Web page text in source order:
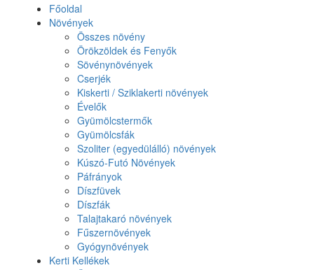
Főoldal
Növények
Összes növény
Örökzöldek és Fenyők
Sövénynövények
Cserjék
Kiskerti / Sziklakerti növények
Évelők
Gyümölcstermők
Gyümölcsfák
Szoliter (egyedülálló) növények
Kúszó-Futó Növények
Páfrányok
Díszfüvek
Díszfák
Talajtakaró növények
Fűszernövények
Gyógynövények
Kerti Kellékek